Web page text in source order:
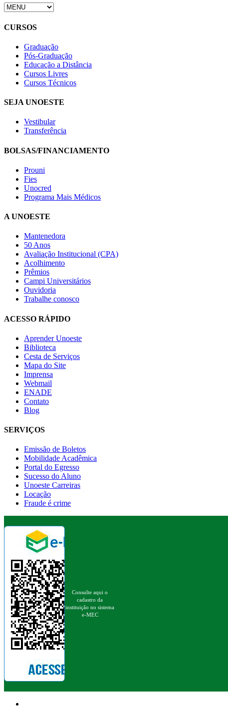
CURSOS
Graduação
Pós-Graduação
Educação a Distância
Cursos Livres
Cursos Técnicos
SEJA UNOESTE
Vestibular
Transferência
BOLSAS/FINANCIAMENTO
Prouni
Fies
Unocred
Programa Mais Médicos
A UNOESTE
Mantenedora
50 Anos
Avaliação Institucional (CPA)
Acolhimento
Prêmios
Campi Universitários
Ouvidoria
Trabalhe conosco
ACESSO RÁPIDO
Aprender Unoeste
Biblioteca
Cesta de Serviços
Mapa do Site
Imprensa
Webmail
ENADE
Contato
Blog
SERVIÇOS
Emissão de Boletos
Mobilidade Acadêmica
Portal do Egresso
Sucesso do Aluno
Unoeste Carreiras
Locação
Fraude é crime
Consulte aqui o
cadastro da
instituição no sistema
e-MEC